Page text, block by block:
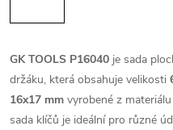
GK TOOLS P16040 je sada
držáku, která obsahuje velikosti
16x17 mm vyrobené z materiálu
sada klíčů je ideální pro různé